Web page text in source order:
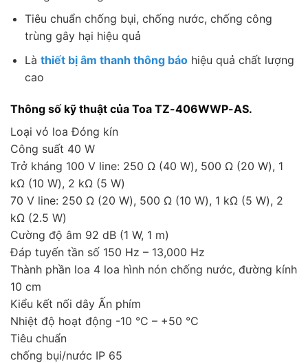
Tiêu chuẩn chống bụi, chống nước, chống công
trùng gây hại hiệu quả
Là thiết bị âm thanh thông báohiệu quả chất lượng
cao
Thông số kỹ thuật của Toa TZ-406WWP-AS.
Loại vỏ loa Đóng kín
Công suất 40 W
Trở kháng 100 V line: 250 Ω (40 W), 500 Ω (20 W), 1
kΩ (10 W), 2 kΩ (5 W)
70 V line: 250 Ω (20 W), 500 Ω (10 W), 1 kΩ (5 W), 2
kΩ (2.5 W)
Cường độ âm 92 dB (1 W, 1 m)
Đáp tuyến tần số 150 Hz – 13,000 Hz
Thành phần loa 4 loa hình nón chống nước, đường kính
10 cm
Kiểu kết nối dây Ấn phím
Nhiệt độ hoạt động -10 °C – +50 °C
Tiêu chuẩn
chống bụi/nước IP 65